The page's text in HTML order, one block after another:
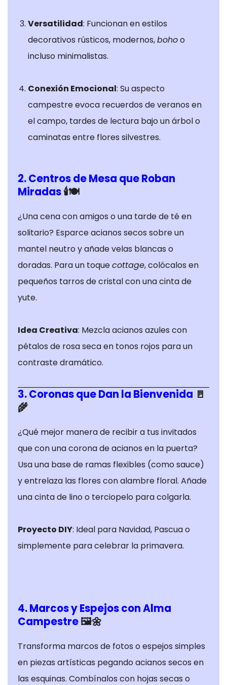
Versatilidad: Funcionan en estilos
decorativos rústicos, modernos,bohoo
incluso minimalistas.
Conexión Emocional: Su aspecto
campestre evoca recuerdos de veranos en
el campo, tardes de lectura bajo un árbol o
caminatas entre flores silvestres.
2. Centros de Mesa que Roban
Miradas🕯️🍽️
¿Una cena con amigos o una tarde de té en
solitario? Esparce acianos secos sobre un
mantel neutro y añade velas blancas o
doradas. Para un toquecottage, colócalos en
pequeños tarros de cristal con una cinta de
yute.
Idea Creativa: Mezcla acianos azules con
pétalos de rosa seca en tonos rojos para un
contraste dramático.
3. Coronas que Dan la Bienvenida 🚪
🌾
¿Qué mejor manera de recibir a tus invitados
que con una corona de acianos en la puerta?
Usa una base de ramas flexibles (como sauce)
y entrelaza las flores con alambre floral. Añade
una cinta de lino o terciopelo para colgarla.
Proyecto DIY: Ideal para Navidad, Pascua o
simplemente para celebrar la primavera.
4. Marcos y Espejos con Alma
Campestre🖼️🌼
Transforma marcos de fotos o espejos simples
en piezas artísticas pegando acianos secos en
las esquinas. Combínalos con hojas secas o
fundamentales
para el
correcto uso
se establecen
en respuesta a
acciones
usted que
de servicios,
como
preferencias
de privacidad
Puede
navegador
para bloquear
o alertar sobre
partes del sitio
no funcionarán.
Estas cookies
información de
identificación
Cookies de
Para que
podamos
y la
estructura
web.
Cookies de
experiencia
Para que